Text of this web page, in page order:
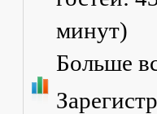
минут)
Больше